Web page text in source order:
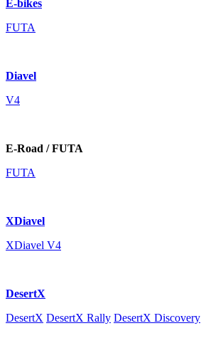
E-bikes
FUTA
Diavel
V4
E-Road / FUTA
FUTA
XDiavel
XDiavel V4
DesertX
DesertX DesertX Rally DesertX Discovery